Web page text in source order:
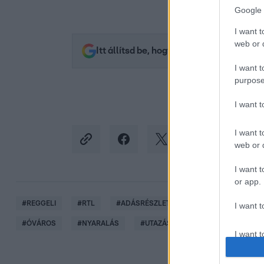
Google
I want
web or
I want
I want
I want
web or
I want
or app.
I want
I want
Itt állítsd be, hogy az RTL.hu az elsők
#REGGELI #RTL #ADÁSRÉSZLETEK #
#ÓVÁROS #NYARALÁS #UTAZÁS